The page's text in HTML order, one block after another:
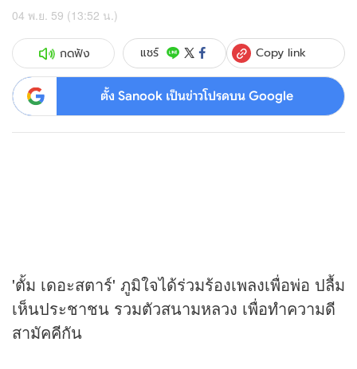
04 พ.ย. 59 (13:52 น.)
กดฟัง แชร์ Copy link
ตั้ง Sanook เป็นข่าวโปรดบน Google
'ตั้ม เดอะสตาร์' ภูมิใจได้ร่วมร้องเพลงเพื่อพ่อ ปลื้ม
เห็นประชาชน รวมตัวสนามหลวง เพื่อทำความดี
สามัคคีกัน